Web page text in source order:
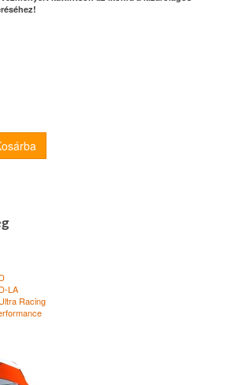
LA
Racing